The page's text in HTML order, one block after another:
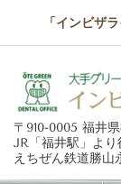
「インビザ
〒910-0005 福井
JR「福井駅」より
えちぜん鉄道勝山